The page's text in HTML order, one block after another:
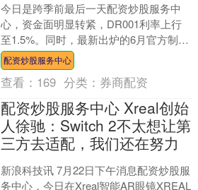
今日是跨季前最后一天配资炒股服务中
心，资金面明显转紧，DR001利率上行
至1.5%。同时，最新出炉的6月官方制造
业PMI为49.7，前值49.5，制造业景气水
平....
配资炒股服务中心
查看： 169 分类： 券商配资
配资炒股服务中心 Xreal创始
人徐驰：Switch 2不太想让第
三方去适配，我们还在努力
新浪科技讯 7月22日下午消息配资炒股服
务中心，今日在Xreal智能AR眼镜XREAL